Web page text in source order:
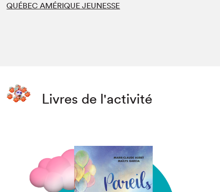
QUÉBEC AMÉRIQUE JEUNESSE
Livres de l'activité